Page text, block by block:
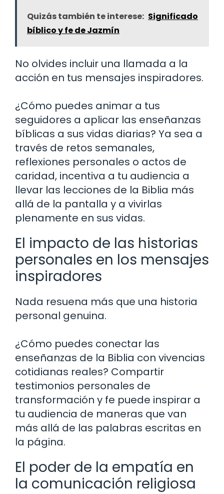
Quizás también te interese: Significado
bíblico y fe de Jazmín
No olvides incluir una llamada a la
acción en tus mensajes inspiradores.
¿Cómo puedes animar a tus
seguidores a aplicar las enseñanzas
bíblicas a sus vidas diarias? Ya sea a
través de retos semanales,
reflexiones personales o actos de
caridad, incentiva a tu audiencia a
llevar las lecciones de la Biblia más
allá de la pantalla y a vivirlas
plenamente en sus vidas.
El impacto de las historias
personales en los mensajes
inspiradores
Nada resuena más que una historia
personal genuina.
¿Cómo puedes conectar las
enseñanzas de la Biblia con vivencias
cotidianas reales? Compartir
testimonios personales de
transformación y fe puede inspirar a
tu audiencia de maneras que van
más allá de las palabras escritas en
la página.
El poder de la empatía en
la comunicación religiosa